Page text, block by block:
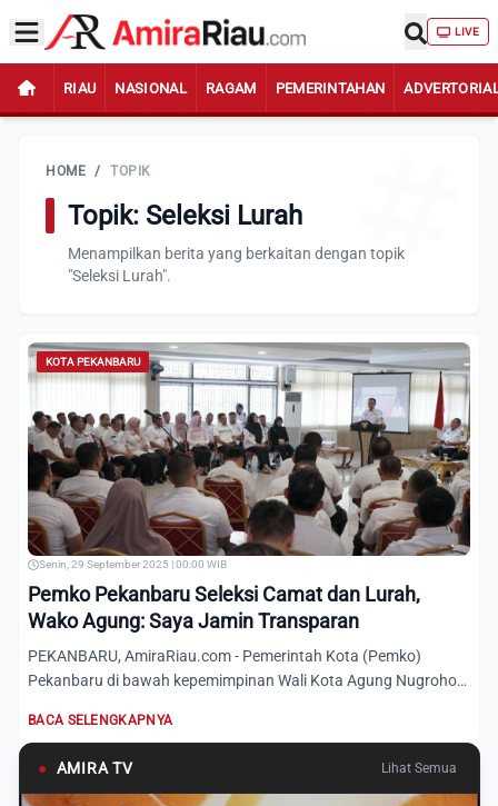
LIVE
RIAU NASIONAL RAGAM PEMERINTAHAN
HOME / TOPIK
Topik: Seleksi Lurah
Menampilkan berita yang berkaitan dengan topik
"Seleksi Lurah".
KOTA PEKANBARU
Senin, 29 September 2025 | 00:00 WIB
Pemko Pekanbaru Seleksi Camat dan Lurah,
Wako Agung: Saya Jamin Transparan
PEKANBARU, AmiraRiau.com - Pemerintah Kota (Pemko)
Pekanbaru di bawah kepemimpinan Wali Kota Agung Nugroho
BACA SELENGKAPNYA
● AMIRA TV Lihat Semua